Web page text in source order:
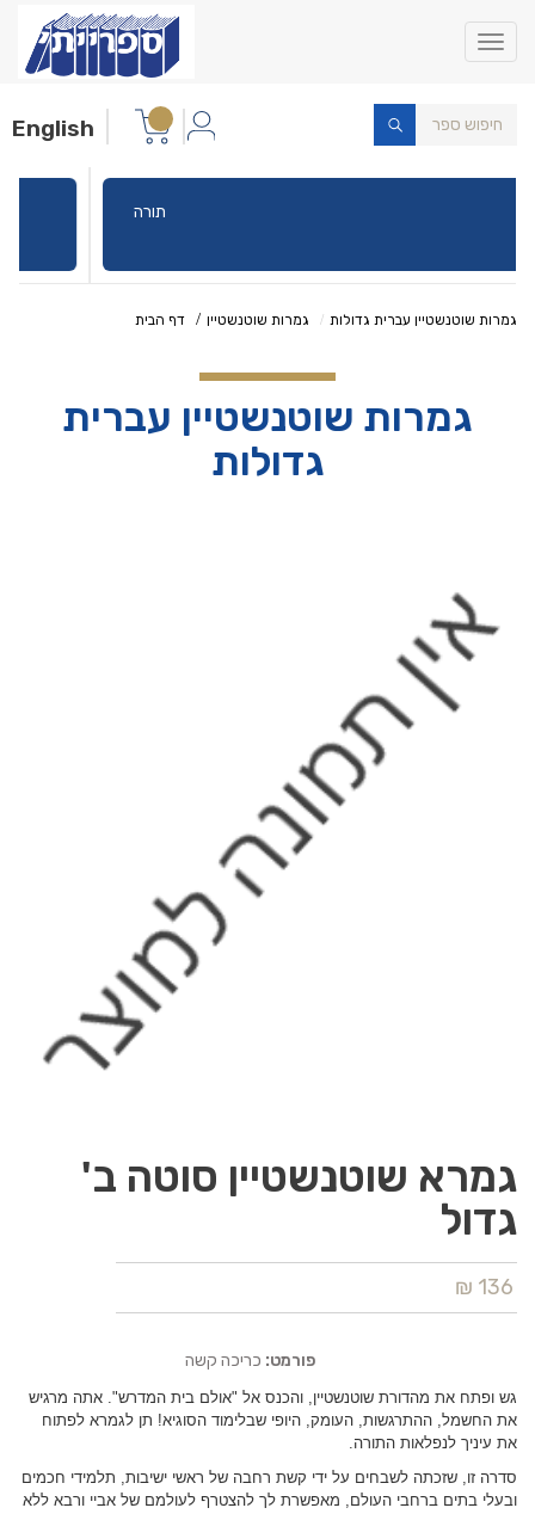
Toggle
navigation
English
דף הבית גמרות שוטנשטיין גמרות שוטנשטיין עברית גדולות
גמרות שוטנשטיין עברית
גדולות
גמרא שוטנשטיין סוטה ב'
גדול
136 ₪
פורמט: כריכה קשה
גש ופתח את מהדורת שוטנשטיין, והכנס אל "אולם בית המדרש". אתה מרגיש
את החשמל, ההתרגשות, העומק, היופי שבלימוד הסוגיא! תן לגמרא לפתוח
את עיניך לנפלאות התורה.
סדרה זו, שזכתה לשבחים על ידי קשת רחבה של ראשי ישיבות, תלמידי חכמים
ובעלי בתים ברחבי העולם, מאפשרת לך להצטרף לעולמם של אביי ורבא ללא